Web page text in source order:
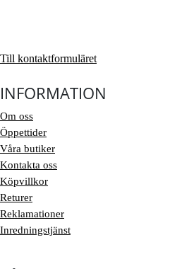
Till kontaktformuläret
INFORMATION
Om oss
Öppettider
Våra butiker
Kontakta oss
Köpvillkor
Returer
Reklamationer
Inredningstjänst